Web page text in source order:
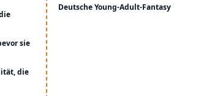
sie
die
Deutsche Young-Adult-Fantasy